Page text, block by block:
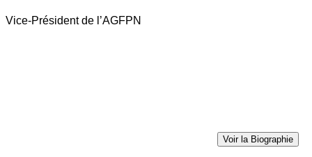
Vice-Président de l’AGFPN
Voir la Biographie